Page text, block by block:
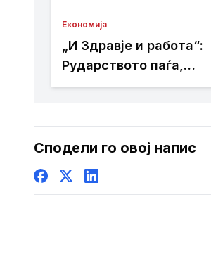
Економија
„И Здравје и работа“:
Рударството паѓа,
инвестициите стојат –
ослободи развојниот
потенцијал на
Сподели го овој напис